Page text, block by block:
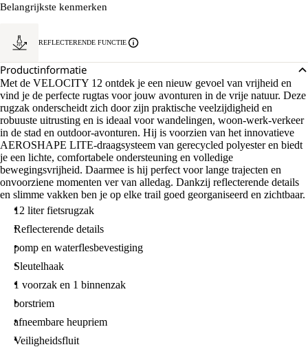
Belangrijkste kenmerken
REFLECTERENDE FUNCTIE
Productinformatie
Met de VELOCITY 12 ontdek je een nieuw gevoel van vrijheid en
vind je de perfecte rugtas voor jouw avonturen in de vrije natuur. Deze
rugzak onderscheidt zich door zijn praktische veelzijdigheid en
robuuste uitrusting en is ideaal voor wandelingen, woon-werk-verkeer
in de stad en outdoor-avonturen. Hij is voorzien van het innovatieve
AEROSHAPE LITE-draagsysteem van gerecycled polyester en biedt
je een lichte, comfortabele ondersteuning en volledige
bewegingsvrijheid. Daarmee is hij perfect voor lange trajecten en
onvoorziene momenten ver van alledag. Dankzij reflecterende details
en slimme vakken ben je op elke trail goed georganiseerd en zichtbaar.
12 liter fietsrugzak
Reflecterende details
pomp en waterflesbevestiging
Sleutelhaak
1 voorzak en 1 binnenzak
borstriem
afneembare heupriem
Veiligheidsfluit